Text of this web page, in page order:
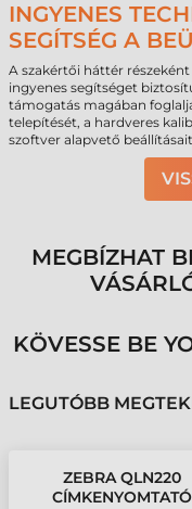
INGYENES
SEGÍTSÉG A
A szakértői háttér
ingyenes segítséget
támogatás magában
telepítését, a hardveres
szoftver alapvető
MEGBÍZHAT
KÖVESSE BE
LEGUTÓBB
ZEBRA QLN220
CÍMKENYOMTATÓ